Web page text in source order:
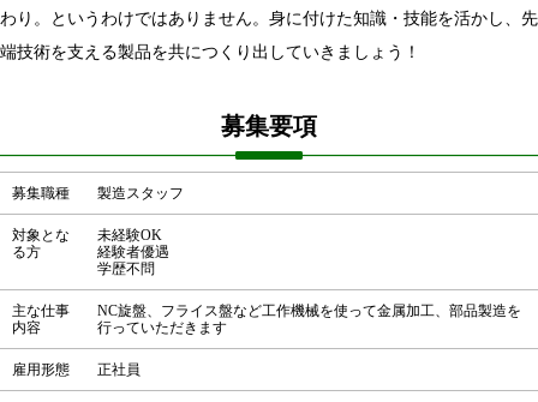
わり。というわけではありません。身に付けた知識・技能を活かし、先
端技術を支える製品を共につくり出していきましょう！
募集要項
募集職種 製造スタッフ
対象とな
る方
未経験OK
経験者優遇
学歴不問
主な仕事
内容
NC旋盤、フライス盤など工作機械を使って金属加工、部品製造を
行っていただきます
雇用形態 正社員